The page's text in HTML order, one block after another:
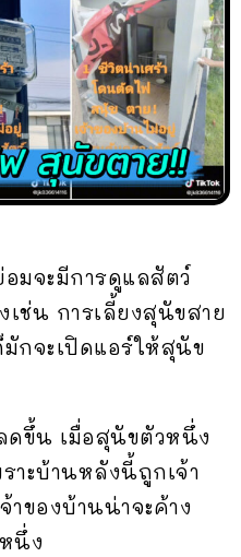
มจะมีการดูแลสัตว์
ช่น การเลี้ยงสุนัขสาย
กจะเปิดแอร์ให้สุนัข
ดขึ้น เมื่อสุนัขตัวหนึ่ง
าะบ้านหลังนี้ถูกเจ้า
าของบ้านน่าจะค้าง
หนึ่ง